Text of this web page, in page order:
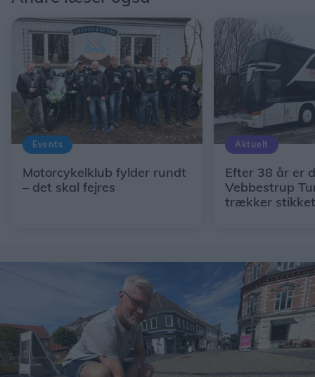
Events
Motorcykelklub fylder rundt
– det skal fejres
Aktuelt
Efter 38 år er
Vebbestrup
trækker stikket